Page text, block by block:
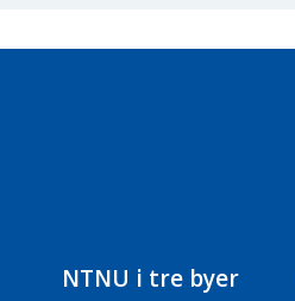
NTNU i tre byer